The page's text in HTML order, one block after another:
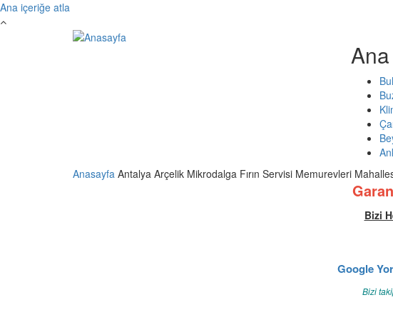
Ana içeriğe atla
Anasayfa Antalya Arçelik Mikrodalga Fırın Servisi Memurevleri
Bizi
Google
Bizi